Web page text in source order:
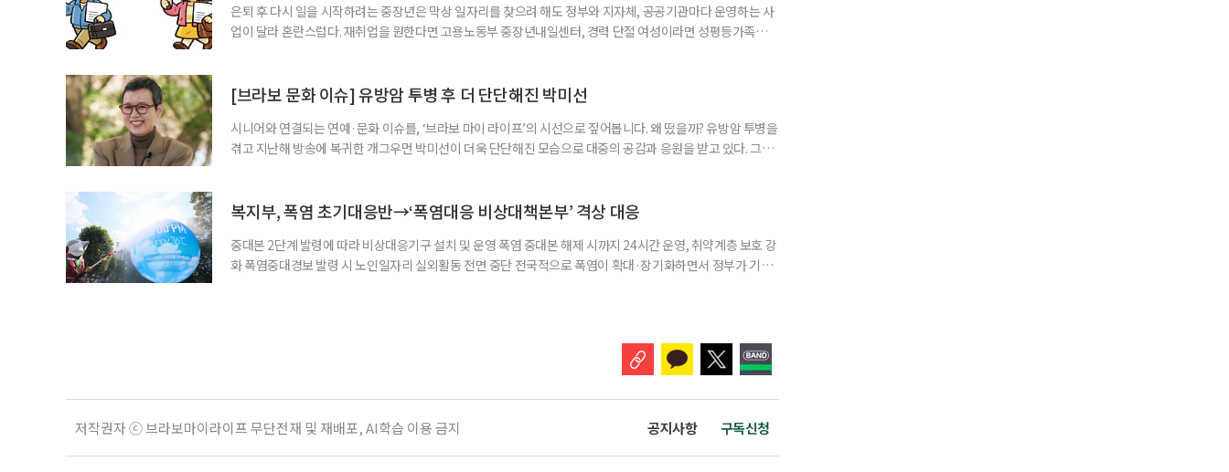
은퇴 후 다시 일을 시작하려는 중장년은 막상 일자리를 찾으려 해도 정부와 지자체, 공공기관마다 운영하는 사
업이 달라 혼란스럽다. 재취업을 원한다면 고용노동부 중장년내일센터, 경력 단절 여성이라면 성평등가족부
준비부터 구직 수당까지 고용노동부 국민취업지원제도 구직활동이 쉽지 않은 사람을 위한 제도다. 개인별 취
업 지원 계획을 세
[브라보 문화 이슈] 유방암 투병 후 더 단단해진 박미선
시니어와 연결되는 연예·문화 이슈를, ‘브라보 마이 라이프’의 시선으로 짚어봅니다. 왜 떴을까? 유방암 투병을
겪고 지난해 방송에 복귀한 개그우먼 박미선이 더욱 단단해진 모습으로 대중의 공감과 응원을 받고 있다. 그러
까. 오랜 방송 생활 뒤 전해진 투병 소식 박미선은 재치 있는 말솜씨와 공감 능력으로
복지부, 폭염 초기대응반→‘폭염대응 비상대책본부’ 격상 대응
중대본 2단계 발령에 따라 비상대응기구 설치 및 운영 폭염 중대본 해제 시까지 24시간 운영, 취약계층 보호 강
화 폭염중대경보 발령 시 노인일자리 실외활동 전면 중단 전국적으로 폭염이 확대·장기화하면서 정부가 기존
저작권자 ⓒ 브라보마이라이프 무단전재 및 재배포, AI학습 이용 금지 공지사항 구독신청